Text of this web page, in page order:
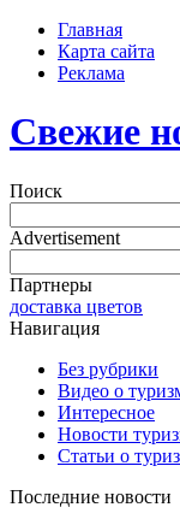
Главная
Карта сайта
Реклама
Свежие
Поиск
Advertisement
Партнеры
доставка цветов
Навигация
Без рубрики
Видео о
Интересное
Новости
Статьи о
Последние новости